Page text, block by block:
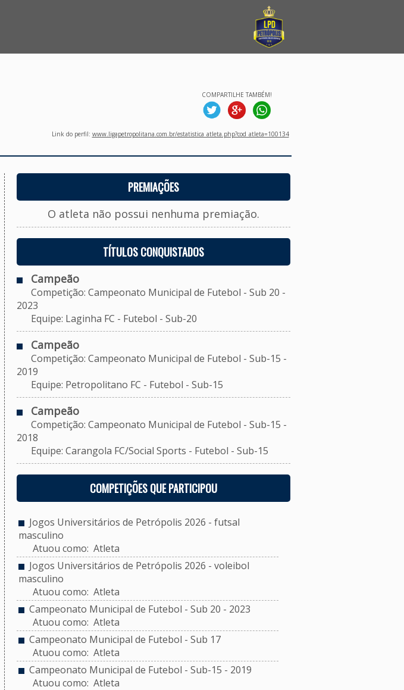
COMPARTILHE TAMBÉM!
Link do perfil: www.ligapetropolitana.com.br/estatistica_atleta.php?cod_atleta=100134
PREMIAÇÕES
O atleta não possui nenhuma premiação.
TÍTULOS CONQUISTADOS
Campeão
Competição: Campeonato Municipal de Futebol - Sub 20 -
2023
Equipe: Laginha FC - Futebol - Sub-20
Campeão
Competição: Campeonato Municipal de Futebol - Sub-15 -
2019
Equipe: Petropolitano FC - Futebol - Sub-15
Campeão
Competição: Campeonato Municipal de Futebol - Sub-15 -
2018
Equipe: Carangola FC/Social Sports - Futebol - Sub-15
COMPETIÇÕES QUE PARTICIPOU
Jogos Universitários de Petrópolis 2026 - futsal
masculino
Atuou como: Atleta
Jogos Universitários de Petrópolis 2026 - voleibol
masculino
Atuou como: Atleta
Campeonato Municipal de Futebol - Sub 20 - 2023
Atuou como: Atleta
Campeonato Municipal de Futebol - Sub 17
Atuou como: Atleta
Campeonato Municipal de Futebol - Sub-15 - 2019
Atuou como: Atleta